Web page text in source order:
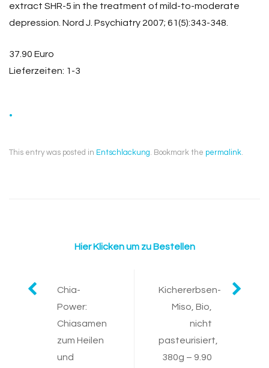
extract SHR-5 in the treatment of mild-to-moderate
depression. Nord J. Psychiatry 2007; 61(5):343-348.
37.90 Euro
Lieferzeiten: 1-3
.
This entry was posted in Entschlackung . Bookmark the permalink
Hier Klicken um zu Bestellen
Post
navigation
Chia-
Power:
Chiasamen
zum Heilen
und
Kichererbsen-
Miso, Bio,
nicht
pasteurisiert,
380g – 9.90